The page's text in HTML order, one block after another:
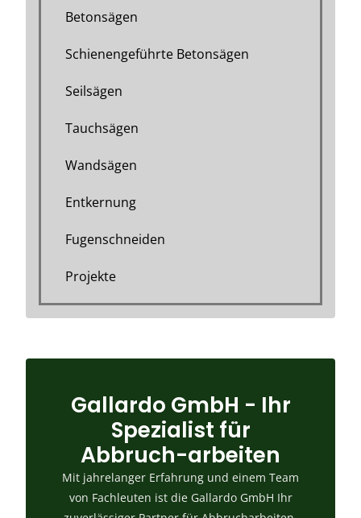
Betonsägen
Schienengeführte Betonsägen
Seilsägen
Tauchsägen
Wandsägen
Entkernung
Fugenschneiden
Projekte
Gallardo GmbH - Ihr
Spezialist für
Abbruch-arbeiten
Mit jahrelanger Erfahrung und einem Team
von Fachleuten ist die Gallardo GmbH Ihr